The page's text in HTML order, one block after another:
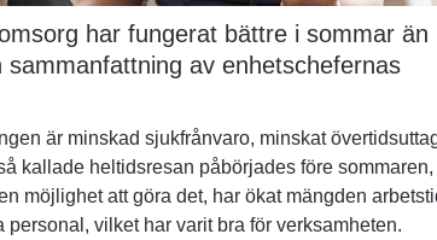
har fungerat bättre i sommar än
av enhetschefernas
är minskad sjukfrånvaro, minskat
kallade heltidsresan påbörjades före sommaren,
möjlighet att göra det, har ökat mängden
personal, vilket har varit bra för verksamheten.